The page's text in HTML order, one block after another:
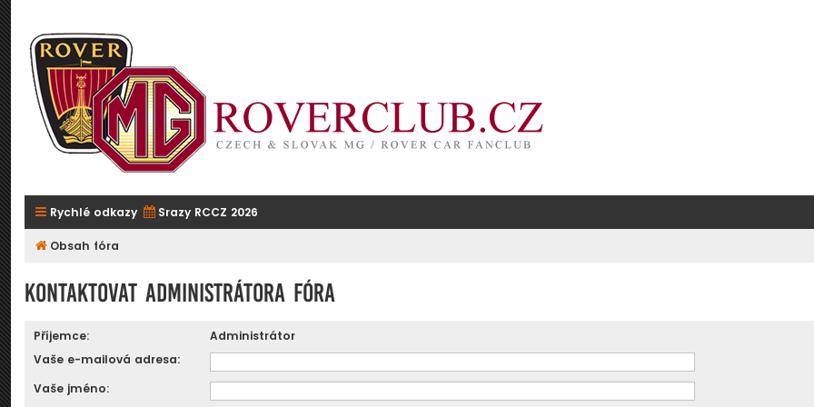
Rychlé odkazy Srazy RCCZ 2026
Obsah fóra
Kontaktovat administrátora fóra
Příjemce:
Administrátor
Vaše e-mailová adresa:
Vaše jméno: